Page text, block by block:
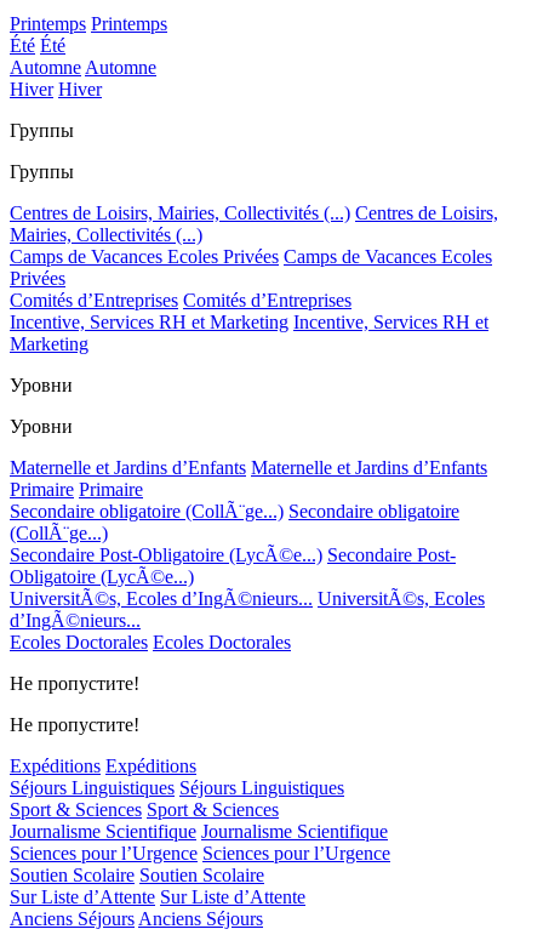
Printemps Printemps
Été Été
Automne Automne
Hiver Hiver
Группы
Группы
Centres de Loisirs, Mairies, Collectivités (...) Centres de Loisirs,
Mairies, Collectivités (...)
Camps de Vacances Ecoles Privées Camps de Vacances Ecoles
Privées
Comités d’Entreprises Comités d’Entreprises
Incentive, Services RH et Marketing Incentive, Services RH et
Marketing
Уровни
Уровни
Maternelle et Jardins d’Enfants Maternelle et Jardins d’Enfants
Primaire Primaire
Secondaire obligatoire (CollÃ¨ge...) Secondaire obligatoire
(CollÃ¨ge...)
Secondaire Post-Obligatoire (LycÃ©e...) Secondaire Post-
Obligatoire (LycÃ©e...)
UniversitÃ©s, Ecoles d’IngÃ©nieurs... UniversitÃ©s, Ecoles
d’IngÃ©nieurs...
Ecoles Doctorales Ecoles Doctorales
Не пропустите!
Не пропустите!
Expéditions Expéditions
Séjours Linguistiques Séjours Linguistiques
Sport & Sciences Sport & Sciences
Journalisme Scientifique Journalisme Scientifique
Sciences pour l’Urgence Sciences pour l’Urgence
Soutien Scolaire Soutien Scolaire
Sur Liste d’Attente Sur Liste d’Attente
Anciens Séjours Anciens Séjours